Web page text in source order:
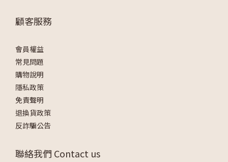
顧客服務
會員權益
常見問題
購物說明
隱私政策
免責聲明
退換貨政策
反詐騙公告
聯絡我們 Contact us